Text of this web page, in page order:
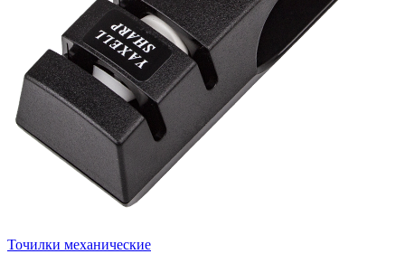
Точилки механические